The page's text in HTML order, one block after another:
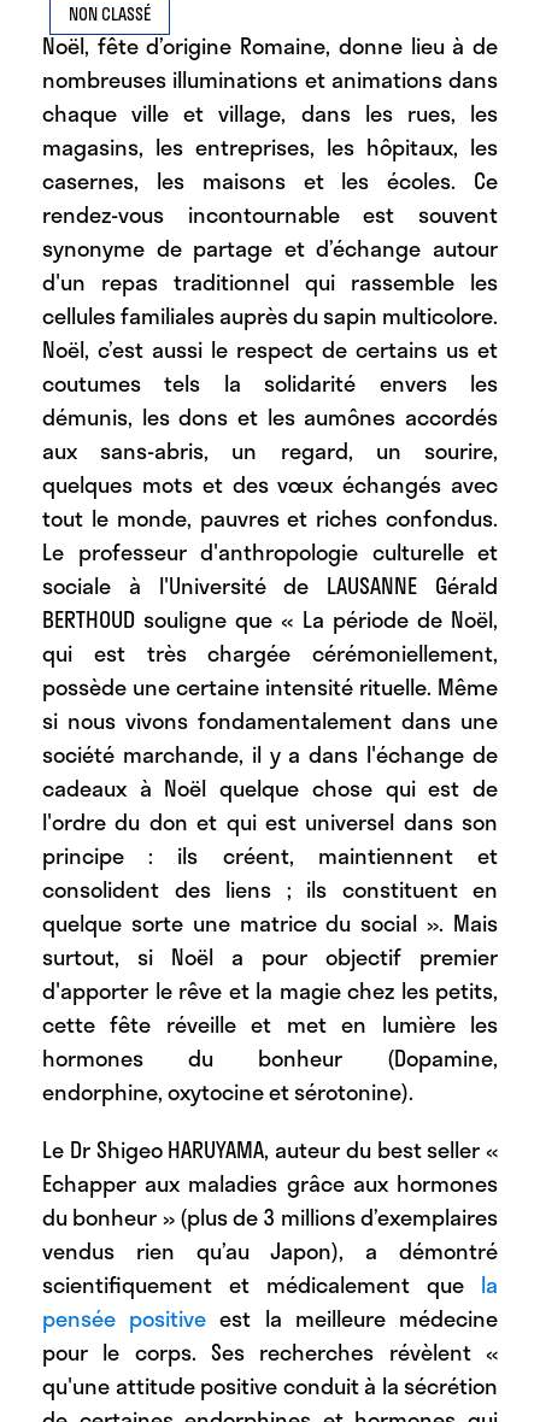
NON CLASSÉ
Noël, fête d’origine Romaine, donne lieu à de
nombreuses illuminations et animations dans
chaque ville et village, dans les rues, les
magasins, les entreprises, les hôpitaux, les
casernes, les maisons et les écoles. Ce
rendez-vous incontournable est souvent
synonyme de partage et d’échange autour
d'un repas traditionnel qui rassemble les
cellules familiales auprès du sapin multicolore.
Noël, c’est aussi le respect de certains us et
coutumes tels la solidarité envers les
démunis, les dons et les aumônes accordés
aux sans-abris, un regard, un sourire,
quelques mots et des vœux échangés avec
tout le monde, pauvres et riches confondus.
Le professeur d'anthropologie culturelle et
sociale à l'Université de LAUSANNE Gérald
BERTHOUD souligne que « La période de Noël,
qui est très chargée cérémoniellement,
possède une certaine intensité rituelle. Même
si nous vivons fondamentalement dans une
société marchande, il y a dans l'échange de
cadeaux à Noël quelque chose qui est de
l'ordre du don et qui est universel dans son
principe : ils créent, maintiennent et
consolident des liens ; ils constituent en
quelque sorte une matrice du social ». Mais
surtout, si Noël a pour objectif premier
d'apporter le rêve et la magie chez les petits,
cette fête réveille et met en lumière les
hormones du bonheur (Dopamine,
endorphine, oxytocine et sérotonine).
Le Dr Shigeo HARUYAMA, auteur du best seller «
Echapper aux maladies grâce aux hormones
du bonheur » (plus de 3 millions d’exemplaires
vendus rien qu’au Japon), a démontré
scientifiquement et médicalement que la
pensée positive est la meilleure médecine
pour le corps. Ses recherches révèlent «
qu'une attitude positive conduit à la sécrétion